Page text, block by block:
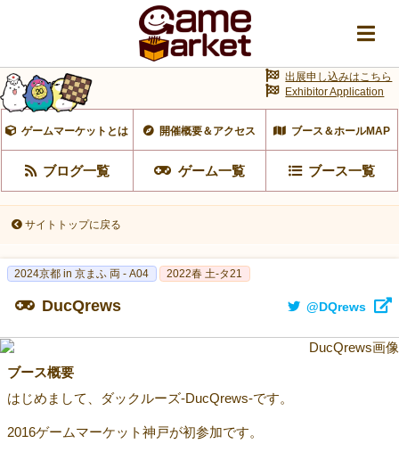
ゲームマーケットとは 開催概要＆アクセス ブース＆ホールMAP
ブログ一覧 ゲーム一覧 ブース一覧
出展申し込みはこちら
Exhibitor Application
サイトトップに戻る
2024京都 in 京まふ 両 - A04 2022春 土-タ21
DucQrews @DQrews
ブース概要
はじめまして、ダックルーズ-DucQrews-です。
2016ゲームマーケット神戸が初参加です。